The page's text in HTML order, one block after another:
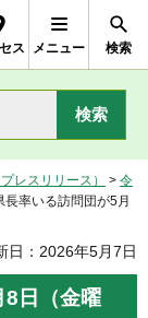
ス メニュー 検索
レスリリース） > 令
長率いる訪問団が5月
日：2026年5月7日
8日（金曜